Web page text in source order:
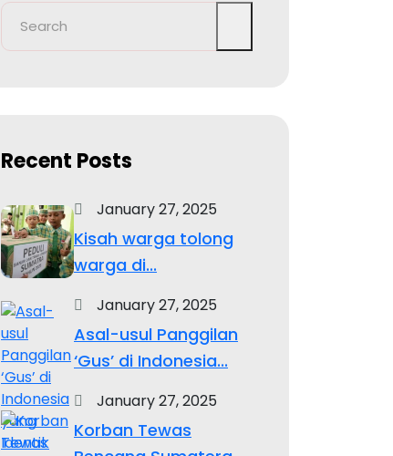
Recent Posts
January 27, 2025
Kisah warga tolong
warga di...
January 27, 2025
Asal-usul Panggilan
‘Gus’ di Indonesia...
January 27, 2025
Korban Tewas